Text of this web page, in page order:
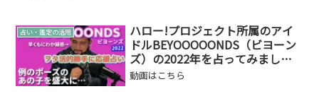
占い・鑑定の活用
ハロー!プロジェクト所属のアイ
ドルBEYOOOOONDS（ビヨーン
ズ）の2022年を占ってみました
☆～にわか疑惑？例のポーズのあ
動画はこちら